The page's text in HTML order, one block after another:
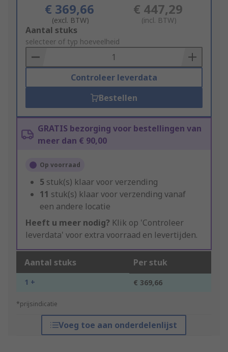
€ 369,66
(excl. BTW)
€ 447,29
(incl. BTW)
Add
to
Basket
Aantal stuks
selecteer of typ hoeveelheid
Controleer leverdata
Bestellen
GRATIS bezorging voor bestellingen van
meer dan € 90,00
Op voorraad
5 stuk(s) klaar voor verzending
11 stuk(s) klaar voor verzending vanaf
een andere locatie
Heeft u meer nodig? Klik op 'Controleer
leverdata' voor extra voorraad en levertijden.
Aantal stuks Per stuk
1 + € 369,66
*prijsindicatie
Voeg toe aan onderdelenlijst